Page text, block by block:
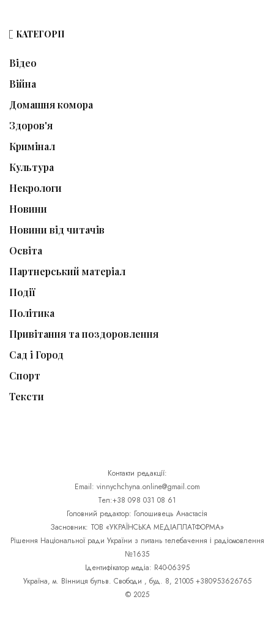
КАТЕГОРІЇ
Відео
Війна
Домашня комора
Здоров'я
Кримінал
Культура
Некрологи
Новини
Новини від читачів
Освіта
Партнерський матеріал
Події
Політика
Привітання та поздоровлення
Сад і Город
Спорт
Тексти
Контакти редакції:
Email: vinnychchyna.online@gmail.com
Тел:+38 098 031 08 61
Головний редактор: Голошивець Анастасія
Засновник: ТОВ «УКРАЇНСЬКА МЕДІАПЛАТФОРМА»
Рішення Національної ради України з питань телебачення і радіомовлення
№1635
Ідентифікатор медіа: R40-06395
Україна, м. Вінниця бульв. Свободи , буд. 8, 21005 +380953626765
© 2025